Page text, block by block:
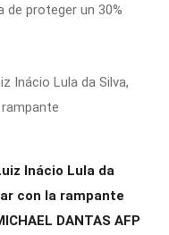
proteger un 30%
Inácio Lula da
con la rampante
DANTAS AFP